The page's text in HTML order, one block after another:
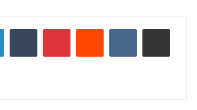
arroz de lentilha e salada e
arroz com lentilha e folhas de
tradicionais e de família do bairro,
LinkedinTumblr PinterestReddit VK Compartilhar via e-mail